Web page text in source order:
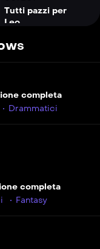
Tutti pazzi per
Leo
S07E10
completa
Drammatici
completa
Fantasy